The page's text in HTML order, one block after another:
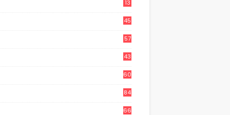
13
45
57
43
60
84
66